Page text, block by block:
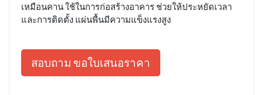
เหมือนคาน ใช้ในการก่อสร้างอาคาร ช่วยให้ประหยัดเวลา
และการติดตั้ง แผ่นพื้นมีความแข็งแรงสูง
สอบถาม ขอใบเสนอราคา